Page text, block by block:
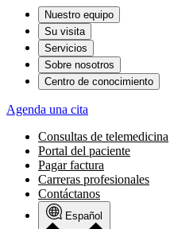
Nuestro equipo
Su visita
Servicios
Sobre nosotros
Centro de conocimiento
Agenda una cita
Consultas de telemedicina
Portal del paciente
Pagar factura
Carreras profesionales
Contáctanos
Español